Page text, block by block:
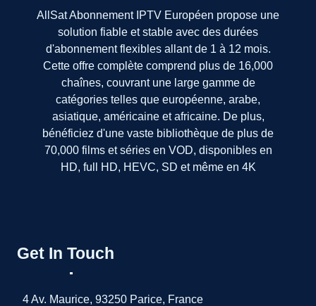
AllSat Abonnement IPTV Européen propose une
solution fiable et stable avec des durées
d'abonnement flexibles allant de 1 à 12 mois.
Cette offre complète comprend plus de 16,000
chaînes, couvrant une large gamme de
catégories telles que européenne, arabe,
asiatique, américaine et africaine. De plus,
bénéficiez d'une vaste bibliothèque de plus de
70,000 films et séries en VOD, disponibles en
HD, full HD, HEVC, SD et même en 4K
Get In Touch
4 Av. Maurice, 93250 Parice, France